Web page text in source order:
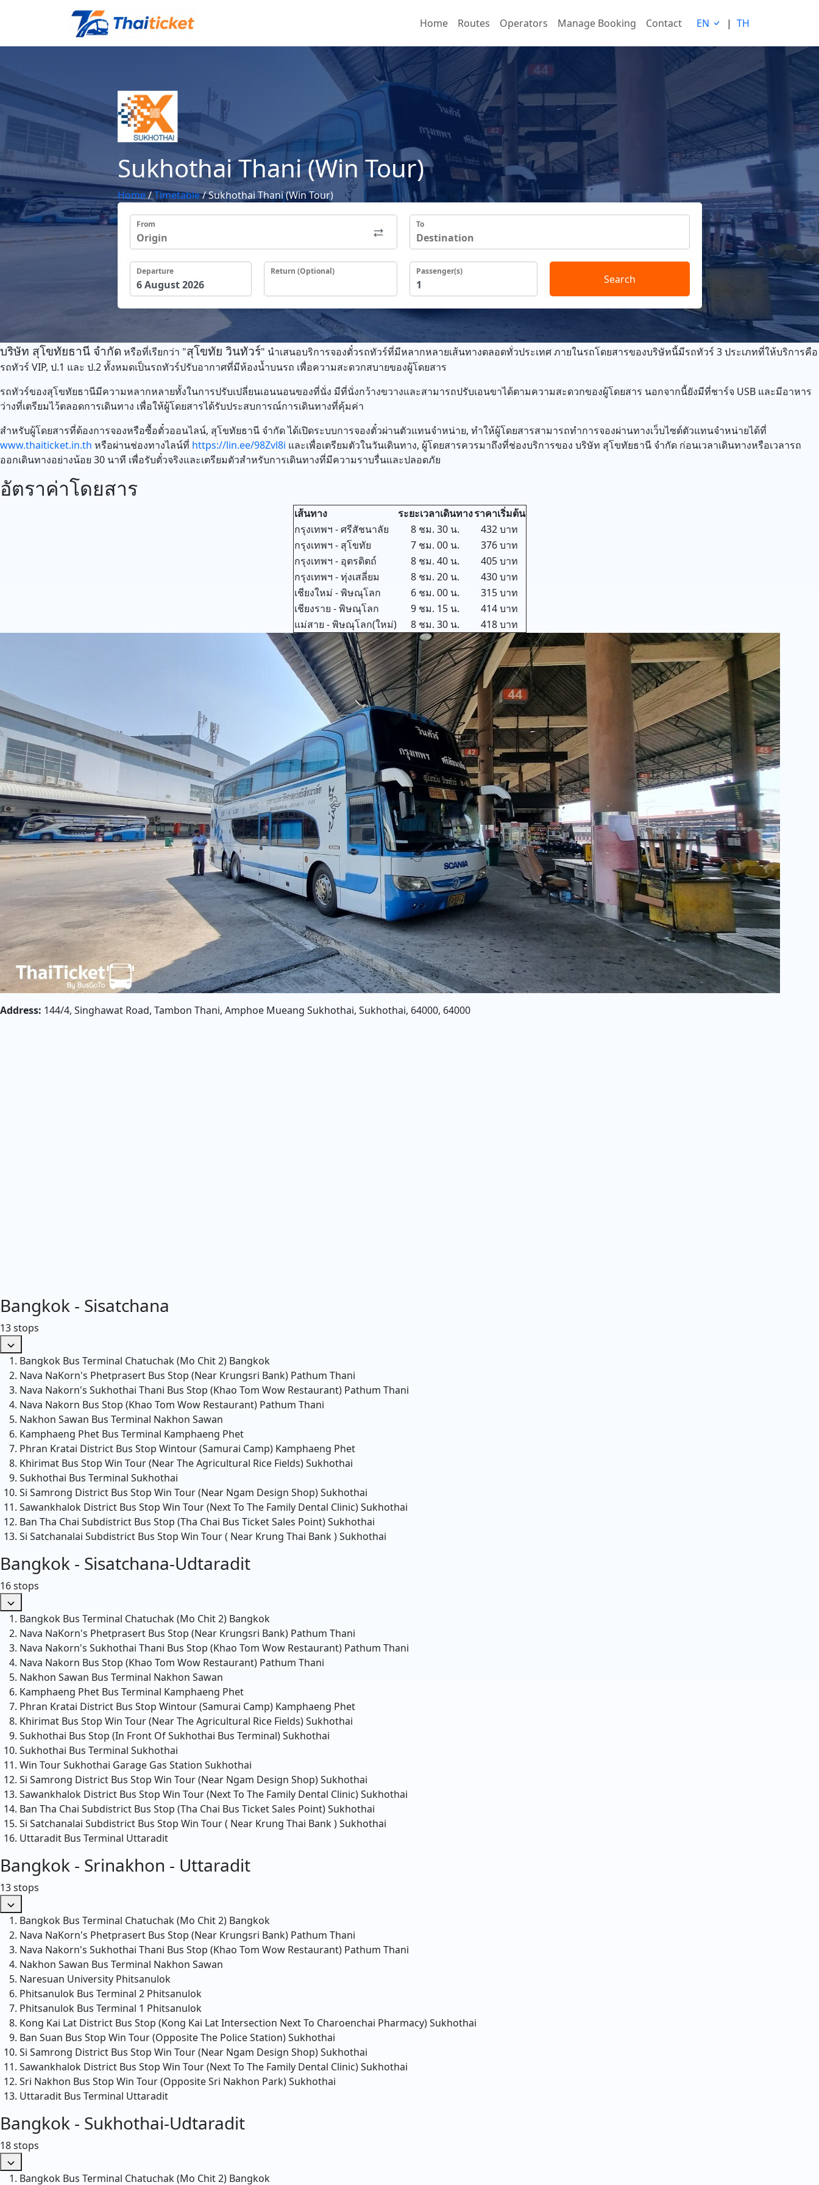
Home Routes Operators Manage Booking Contact EN | TH
Sukhothai Thani (Win Tour)
Home/Timetable/Sukhothai Thani (Win Tour)
From To
Departure Return (Optional) Passenger(s)
Search
บริษัท สุโขทัยธานี จำกัด หรือที่เรียกว่า "สุโขทัย วินทัวร์" นำเสนอบริการจองตั๋วรถทัวร์ที่มีหลากหลายเส้นทางตลอดทั่วประเทศ ภายในรถโดยสารของบริษัทนี้มีรถทัวร์ 3 ประเภทที่ให้บริการคือ
รถทัวร์ VIP, ป.1 และ ป.2 ทั้งหมดเป็นรถทัวร์ปรับอากาศที่มีห้องน้ำบนรถ เพื่อความสะดวกสบายของผู้โดยสาร
รถทัวร์ของสุโขทัยธานีมีความหลากหลายทั้งในการปรับเปลี่ยนเอนนอนของที่นั่ง มีที่นั่งกว้างขวางและสามารถปรับเอนขาได้ตามความสะดวกของผู้โดยสาร นอกจากนี้ยังมีที่ชาร์จ USB และมีอาหาร
ว่างที่เตรียมไว้ตลอดการเดินทาง เพื่อให้ผู้โดยสารได้รับประสบการณ์การเดินทางที่คุ้มค่า
สำหรับผู้โดยสารที่ต้องการจองหรือซื้อตั๋วออนไลน์, สุโขทัยธานี จำกัด ได้เปิดระบบการจองตั๋วผ่านตัวแทนจำหน่าย, ทำให้ผู้โดยสารสามารถทำการจองผ่านทางเว็บไซต์ตัวแทนจำหน่ายได้ที่
www.thaiticket.in.th หรือผ่านช่องทางไลน์ที่ https://lin.ee/98Zvl8i และเพื่อเตรียมตัวในวันเดินทาง, ผู้โดยสารควรมาถึงที่ช่องบริการของ บริษัท สุโขทัยธานี จำกัด ก่อนเวลาเดินทางหรือเวลารถ
ออกเดินทางอย่างน้อย 30 นาที เพื่อรับตั๋วจริงและเตรียมตัวสำหรับการเดินทางที่มีความราบรื่นและปลอดภัย
อัตราค่าโดยสาร
เส้นทาง ระยะเวลาเดินทางราคาเริ่มต้น
กรุงเทพฯ - ศรีสัชนาลัย
8 ชม. 30 น.
432 บาท
กรุงเทพฯ - สุโขทัย
7 ชม. 00 น.
376 บาท
กรุงเทพฯ - อุตรดิตถ์
8 ชม. 40 น.
405 บาท
กรุงเทพฯ - ทุ่งเสลี่ยม
8 ชม. 20 น.
430 บาท
เชียงใหม่ - พิษณุโลก
6 ชม. 00 น.
315 บาท
เชียงราย - พิษณุโลก
9 ชม. 15 น.
414 บาท
แม่สาย - พิษณุโลก(ใหม่)
8 ชม. 30 น. 418 บาท
Address: 144/4, Singhawat Road, Tambon Thani, Amphoe Mueang Sukhothai, Sukhothai, 64000, 64000
Bangkok - Sisatchana
13 stops
Bangkok Bus Terminal Chatuchak (Mo Chit 2) Bangkok
Nava NaKorn's Phetprasert Bus Stop (Near Krungsri Bank) Pathum Thani
Nava Nakorn's Sukhothai Thani Bus Stop (Khao Tom Wow Restaurant) Pathum Thani
Nava Nakorn Bus Stop (Khao Tom Wow Restaurant) Pathum Thani
Nakhon Sawan Bus Terminal Nakhon Sawan
Kamphaeng Phet Bus Terminal Kamphaeng Phet
Phran Kratai District Bus Stop Wintour (Samurai Camp) Kamphaeng Phet
Khirimat Bus Stop Win Tour (Near The Agricultural Rice Fields)Sukhothai
Sukhothai Bus Terminal Sukhothai
Si Samrong District Bus Stop Win Tour (Near Ngam Design Shop)Sukhothai
Sawankhalok District Bus Stop Win Tour (Next To The Family Dental Clinic)Sukhothai
Ban Tha Chai Subdistrict Bus Stop (Tha Chai Bus Ticket Sales Point)Sukhothai
Si Satchanalai Subdistrict Bus Stop Win Tour ( Near Krung Thai Bank )Sukhothai
Bangkok - Sisatchana-Udtaradit
16 stops
Bangkok Bus Terminal Chatuchak (Mo Chit 2) Bangkok
Nava NaKorn's Phetprasert Bus Stop (Near Krungsri Bank) Pathum Thani
Nava Nakorn's Sukhothai Thani Bus Stop (Khao Tom Wow Restaurant) Pathum Thani
Nava Nakorn Bus Stop (Khao Tom Wow Restaurant) Pathum Thani
Nakhon Sawan Bus Terminal Nakhon Sawan
Kamphaeng Phet Bus Terminal Kamphaeng Phet
Phran Kratai District Bus Stop Wintour (Samurai Camp) Kamphaeng Phet
Khirimat Bus Stop Win Tour (Near The Agricultural Rice Fields)Sukhothai
Sukhothai Bus Stop (In Front Of Sukhothai Bus Terminal)Sukhothai
Sukhothai Bus Terminal Sukhothai
Win Tour Sukhothai Garage Gas Station Sukhothai
Si Samrong District Bus Stop Win Tour (Near Ngam Design Shop)Sukhothai
Sawankhalok District Bus Stop Win Tour (Next To The Family Dental Clinic)Sukhothai
Ban Tha Chai Subdistrict Bus Stop (Tha Chai Bus Ticket Sales Point)Sukhothai
Si Satchanalai Subdistrict Bus Stop Win Tour ( Near Krung Thai Bank )Sukhothai
Uttaradit Bus Terminal Uttaradit
Bangkok - Srinakhon - Uttaradit
13 stops
Bangkok Bus Terminal Chatuchak (Mo Chit 2) Bangkok
Nava NaKorn's Phetprasert Bus Stop (Near Krungsri Bank) Pathum Thani
Nava Nakorn's Sukhothai Thani Bus Stop (Khao Tom Wow Restaurant) Pathum Thani
Nakhon Sawan Bus Terminal Nakhon Sawan
Naresuan University Phitsanulok
Phitsanulok Bus Terminal 2 Phitsanulok
Phitsanulok Bus Terminal 1 Phitsanulok
Kong Kai Lat District Bus Stop (Kong Kai Lat Intersection Next To Charoenchai Pharmacy)Sukhothai
Ban Suan Bus Stop Win Tour (Opposite The Police Station)Sukhothai
Si Samrong District Bus Stop Win Tour (Near Ngam Design Shop)Sukhothai
Sawankhalok District Bus Stop Win Tour (Next To The Family Dental Clinic)Sukhothai
Sri Nakhon Bus Stop Win Tour (Opposite Sri Nakhon Park)Sukhothai
Uttaradit Bus Terminal Uttaradit
Bangkok - Sukhothai-Udtaradit
18 stops
Bangkok Bus Terminal Chatuchak (Mo Chit 2) Bangkok